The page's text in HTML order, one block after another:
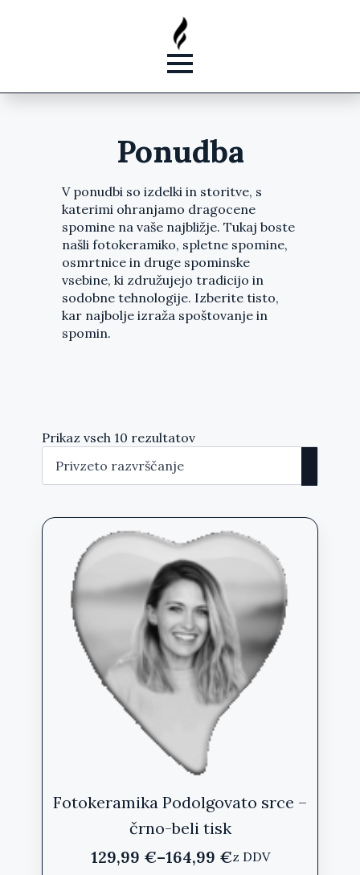
Ponudba
V ponudbi so izdelki in storitve, s
katerimi ohranjamo dragocene
spomine na vaše najbližje. Tukaj boste
našli fotokeramiko, spletne spomine,
osmrtnice in druge spominske
vsebine, ki združujejo tradicijo in
sodobne tehnologije. Izberite tisto,
kar najbolje izraža spoštovanje in
spomin.
Prikaz vseh 10 rezultatov
Fotokeramika Podolgovato srce –
črno-beli tisk
129,99 €–164,99 €
Cenovniz DDV